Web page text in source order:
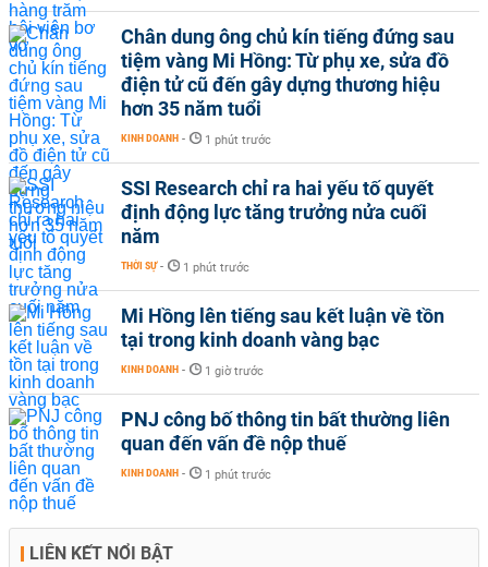
Chân dung ông chủ kín tiếng đứng sau
tiệm vàng Mi Hồng: Từ phụ xe, sửa đồ
điện tử cũ đến gây dựng thương hiệu
hơn 35 năm tuổi
KINH DOANH - 1 phút trước
SSI Research chỉ ra hai yếu tố quyết
định động lực tăng trưởng nửa cuối
năm
THỜI SỰ - 1 phút trước
Mi Hồng lên tiếng sau kết luận về tồn
tại trong kinh doanh vàng bạc
KINH DOANH - 1 giờ trước
PNJ công bố thông tin bất thường liên
quan đến vấn đề nộp thuế
KINH DOANH - 1 phút trước
LIÊN KẾT NỔI BẬT